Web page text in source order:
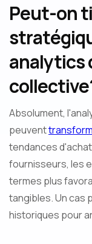
Peut-on
analytics
Absolument,
peuvent
tendances
fournisseurs, les
termes plus
tangibles. Un cas
historiques pour